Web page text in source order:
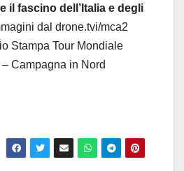
d
e
il fascino dell’Italia e degli
dal drone.tvi/mca2
Stampa Tour Mondiale
Campagna in Nord